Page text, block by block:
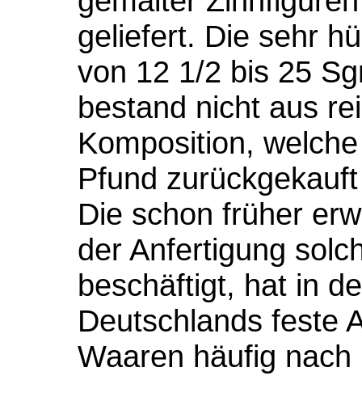
geliefert. Die sehr
von 12 1/2 bis 25
bestand nicht aus
Komposition,
Pfund
Die schon früher
der Anfertigung
beschäftigt, hat in
Deutschlands feste
Waaren häufig